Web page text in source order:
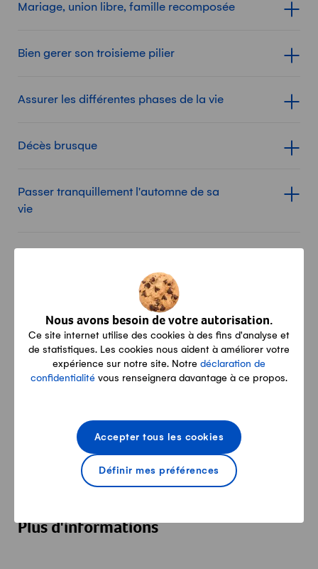
Nous avons besoin de votre autorisation.
Ce site internet utilise des cookies à des fins d'analyse et
de statistiques. Les cookies nous aident à améliorer votre
expérience sur notre site. Notre déclaration de
confidentialité vous renseignera davantage à ce propos.
Définir mes préférences
Accepter tous les cookies
Mariage, union libre, famille recomposée
Afficher le contenu d
Bien gerer son troisieme pilier
Assurer les différentes phases de la vie
Décès brusque
Passer tranquillement l'automne de sa
vie
Afficher le contenu d
Onze criteres pour une bonne qualite de
vie sur son exploitation laitiereAfficher le contenu d
Le stress est aussi ressenti à la ferme
Quand la relation conjugale s’achève…
Afficher le contenu d
Relations et qualité de vie.
Afficher le contenu d
Plus d'informations